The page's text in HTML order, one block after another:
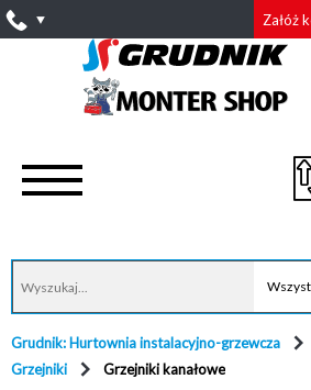
Załóż
Grudnik: Hurtownia instalacyjno-grzewcza
Grzejniki
Grzejniki kanałowe